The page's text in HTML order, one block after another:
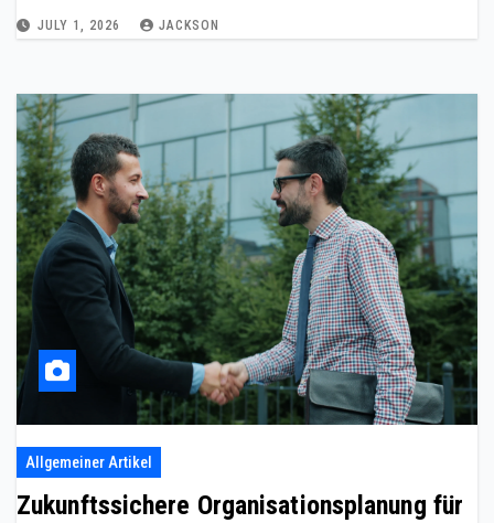
JULY 1, 2026 JACKSON
Allgemeiner Artikel
Zukunftssichere Organisationsplanung für